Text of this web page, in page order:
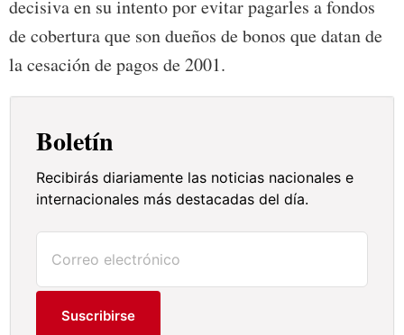
decisiva en su intento por evitar pagarles a fondos
de cobertura que son dueños de bonos que datan de
la cesación de pagos de 2001.
Boletín
Recibirás diariamente las noticias nacionales e
internacionales más destacadas del día.
Suscribirse